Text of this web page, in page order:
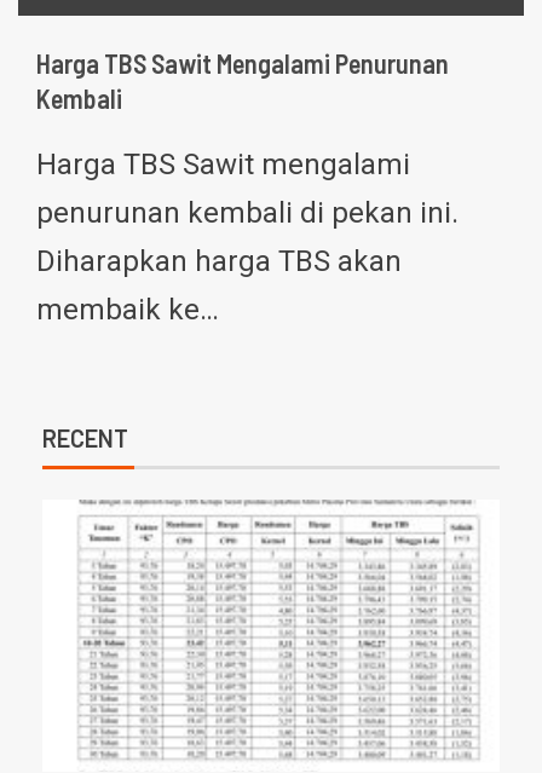
Harga TBS Sawit Mengalami Penurunan
Kembali
Harga TBS Sawit mengalami
penurunan kembali di pekan ini.
Diharapkan harga TBS akan
membaik ke…
RECENT